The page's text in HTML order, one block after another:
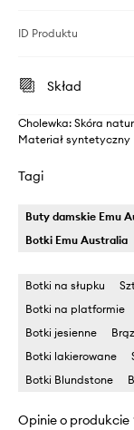
ID Produktu
Skład
Cholewka: Skóra
Materiał syntetyczny
Tagi
Buty damskie Emu
Botki Emu Australia
Botki na słupku
Botki na platformie
Botki jesienne
Botki lakierowane
Botki Blundstone
Opinie o produkcie